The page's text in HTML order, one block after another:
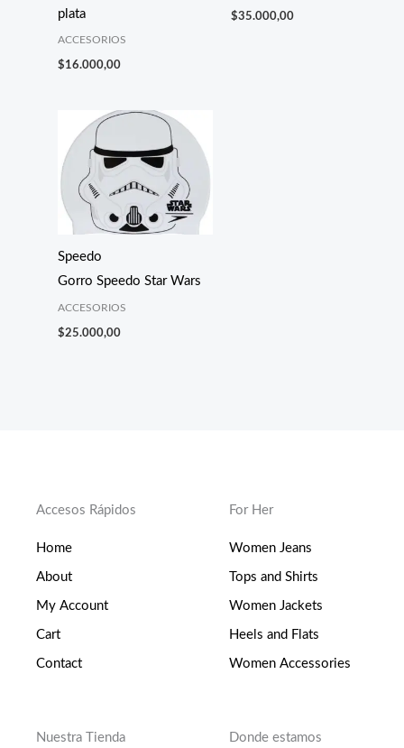
plata
ACCESORIOS
$16.000,00
$35.000,00
Speedo
Gorro Speedo Star Wars
ACCESORIOS
$25.000,00
Accesos Rápidos
Home
About
My Account
Cart
Contact
For Her
Women Jeans
Tops and Shirts
Women Jackets
Heels and Flats
Women Accessories
Nuestra Tienda Donde estamos